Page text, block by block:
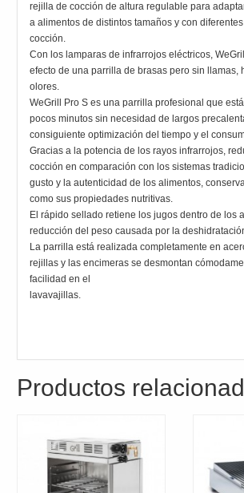
rejilla de cocción de altura regulable para
a alimentos de distintos tamaños y con
cocción.
Con los lamparas de infrarrojos eléctricos,
efecto de una parrilla de brasas pero sin llamas,
olores.
WeGrill Pro S es una parrilla profesional que
pocos minutos sin necesidad de largos
consiguiente optimización del tiempo y el
Gracias a la potencia de los rayos infrarrojos,
cocción en comparación con los sistemas
gusto y la autenticidad de los alimentos,
como sus propiedades nutritivas.
El rápido sellado retiene los jugos dentro de los
reducción del peso causada por la
La parrilla está realizada completamente en
rejillas y las encimeras se desmontan
facilidad en el
lavavajillas.
Productos